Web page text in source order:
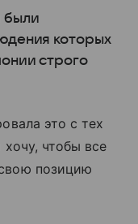
были
которых
строго
это с тех
хочу, чтобы все
позицию